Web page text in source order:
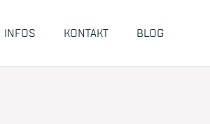
INFOS KONTAKT BLOG